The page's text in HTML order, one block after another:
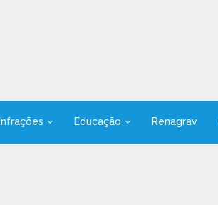
Infrações Educação Renagrav